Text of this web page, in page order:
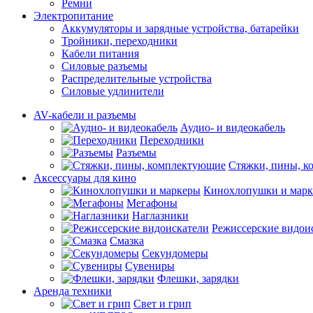
Ремни
Электропитание
Аккумуляторы и зарядные устройства, батарейки
Тройники, переходники
Кабели питания
Силовые разъемы
Распределительные устройства
Силовые удлинители
AV-кабели и разъемы
Аудио- и видеокабель
Переходники
Разъемы
Стяжки, пины,
Аксессуары для кино
Кинохлопушки и
Мегафоны
Наглазники
Режиссерские
Смазка
Секундомеры
Сувениры
Флешки, зарядки
Аренда техники
Свет и грип